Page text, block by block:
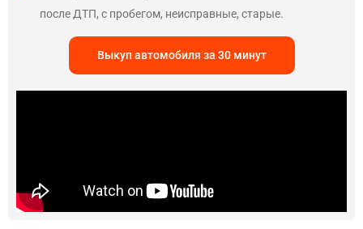
после ДТП, с пробегом, неисправные, старые.
Выкуп автомобиля за 30 минут